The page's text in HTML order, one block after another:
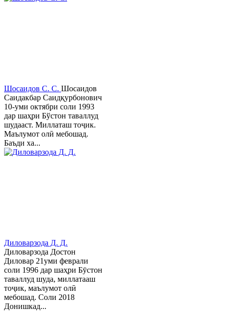
Шосаидов С. С. Шосаидов
Саидакбар Саидқурбонович
10-уми октябри соли 1993
дар шаҳри Бўстон таваллуд
шудааст. Миллаташ тоҷик.
Маълумот олӣ мебошад.
Баъди ха...
Диловарзода Д. Д.
Диловарзода Достон
Диловар 21уми феврали
соли 1996 дар шаҳри Бӯстон
таваллуд шуда, миллатааш
тоҷик, маълумот олӣ
мебошад. Соли 2018
Донишкад...